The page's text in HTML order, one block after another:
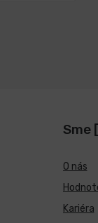
Sme
O nás
Kariéra